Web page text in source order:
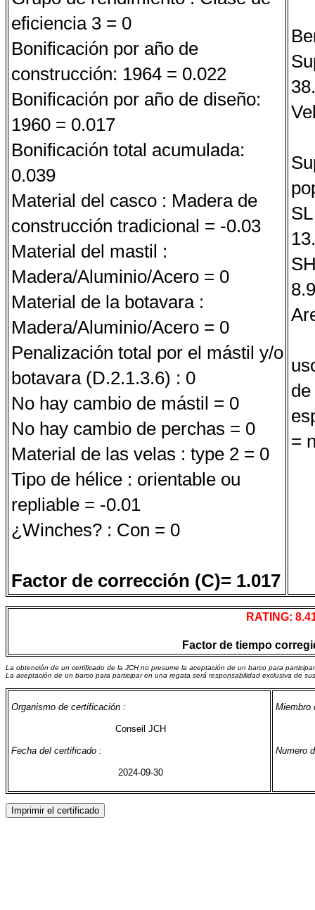
eficiencia 3 = 0
Bonificación por año de
construcción: 1964 = 0.022
Bonificación por año de diseño:
1960 = 0.017
Bonificación total acumulada:
0.039
Material del casco : Madera de
construcción tradicional = -0.03
Material del mastil :
Madera/Aluminio/Acero = 0
Material de la botavara :
Madera/Aluminio/Acero = 0
Penalización total por el mástil y/o
botavara (D.2.1.3.6) : 0
No hay cambio de mástil = 0
No hay cambio de perchas = 0
Material de las velas : type 2 = 0
Tipo de hélice : orientable ou
repliable = -0.01
¿Winches? : Con = 0
Factor de corrección (C)= 1.017
=
RATING:
Factor de tiempo
La obtención de un certificado de la JCH no presume la aceptación de un barco para
La aceptación de un barco para participar en una regata será responsabilidad exclusiva de
Organismo de certificación :
Conseil JCH
Fecha del certificado :
2024-09-30
Miembro
Numero